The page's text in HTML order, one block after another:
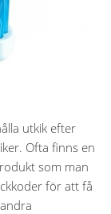
utkik efter
Ofta finns en
som man
för att få